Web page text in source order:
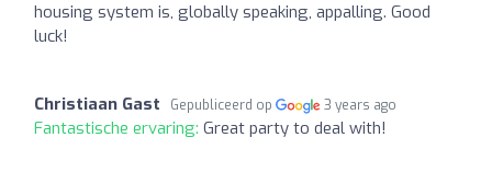
housing system is, globally speaking, appalling. Good
luck!
Christiaan Gast Gepubliceerd op 3 years ago
Fantastische ervaring: Great party to deal with!